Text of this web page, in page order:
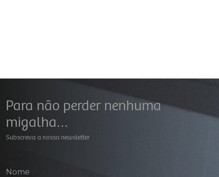
Para não perder nenhuma
migalha…
Subscreva a nossa newsletter